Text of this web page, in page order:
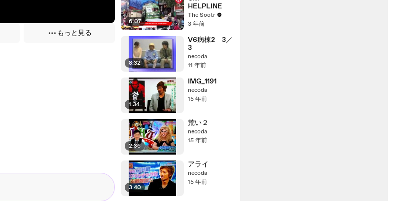
もっと見る
6:07
HELPLINE
The Sootr
3 年前
8:32
V6病棟2 3／
3
necoda
11 年前
1:34
IMG_1191
necoda
15 年前
2:36
荒い２
necoda
15 年前
3:40
アライ
necoda
15 年前